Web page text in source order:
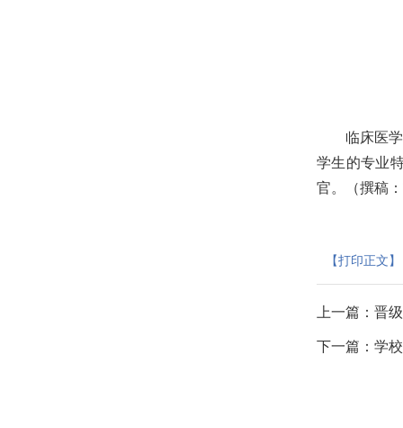
临床医
学生的专业
官。（撰
【打印正文】
上一篇： 晋
下一篇： 学